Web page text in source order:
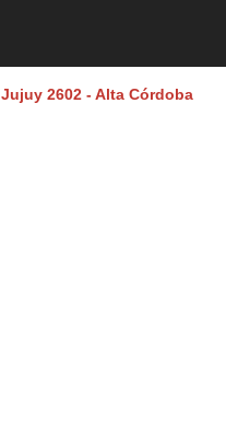
Jujuy 2602 - Alta Córdoba